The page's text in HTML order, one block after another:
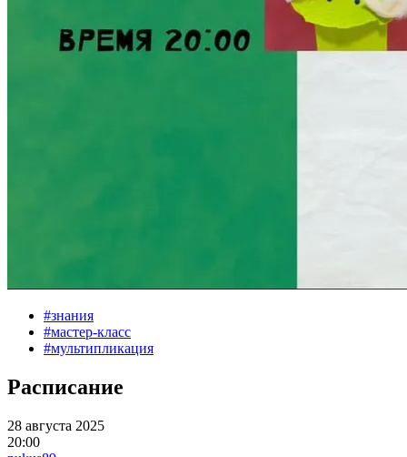
#знания
#мастер-класс
#мультипликация
Расписание
28 августа 2025
20:00